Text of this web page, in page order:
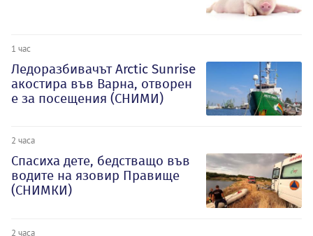
1 час
Ледоразбивачът Arctic Sunrise
акостира във Варна, отворен
е за посещения (СНИМИ)
2 часа
Спасиха дете, бедстващо във
водите на язовир Правище
(СНИМКИ)
2 часа